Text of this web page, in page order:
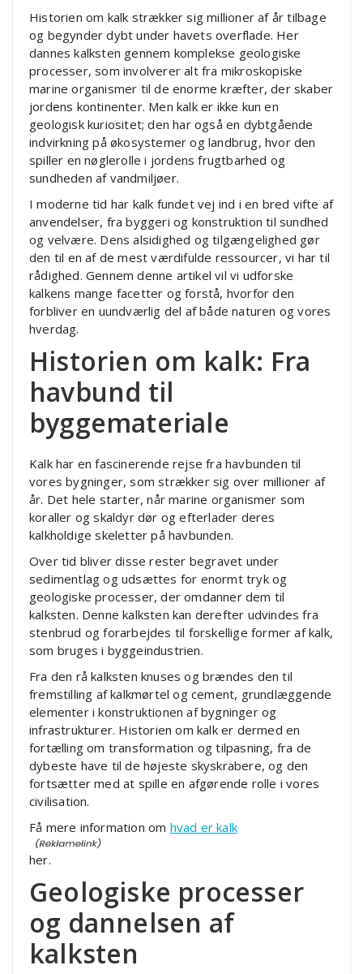
Historien om kalk strækker sig millioner af år tilbage
og begynder dybt under havets overflade. Her
dannes kalksten gennem komplekse geologiske
processer, som involverer alt fra mikroskopiske
marine organismer til de enorme kræfter, der skaber
jordens kontinenter. Men kalk er ikke kun en
geologisk kuriositet; den har også en dybtgående
indvirkning på økosystemer og landbrug, hvor den
spiller en nøglerolle i jordens frugtbarhed og
sundheden af vandmiljøer.
I moderne tid har kalk fundet vej ind i en bred vifte af
anvendelser, fra byggeri og konstruktion til sundhed
og velvære. Dens alsidighed og tilgængelighed gør
den til en af de mest værdifulde ressourcer, vi har til
rådighed. Gennem denne artikel vil vi udforske
kalkens mange facetter og forstå, hvorfor den
forbliver en uundværlig del af både naturen og vores
hverdag.
Historien om kalk: Fra
havbund til
byggemateriale
Kalk har en fascinerende rejse fra havbunden til
vores bygninger, som strækker sig over millioner af
år. Det hele starter, når marine organismer som
koraller og skaldyr dør og efterlader deres
kalkholdige skeletter på havbunden.
Over tid bliver disse rester begravet under
sedimentlag og udsættes for enormt tryk og
geologiske processer, der omdanner dem til
kalksten. Denne kalksten kan derefter udvindes fra
stenbrud og forarbejdes til forskellige former af kalk,
som bruges i byggeindustrien.
Fra den rå kalksten knuses og brændes den til
fremstilling af kalkmørtel og cement, grundlæggende
elementer i konstruktionen af bygninger og
infrastrukturer. Historien om kalk er dermed en
fortælling om transformation og tilpasning, fra de
dybeste have til de højeste skyskrabere, og den
fortsætter med at spille en afgørende rolle i vores
civilisation.
Få mere information om hvad er kalk
her.
Geologiske processer
og dannelsen af
kalksten